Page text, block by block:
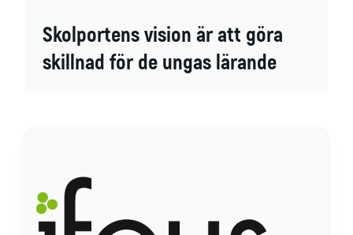
Skolportens vision är att göra
skillnad för de ungas lärande